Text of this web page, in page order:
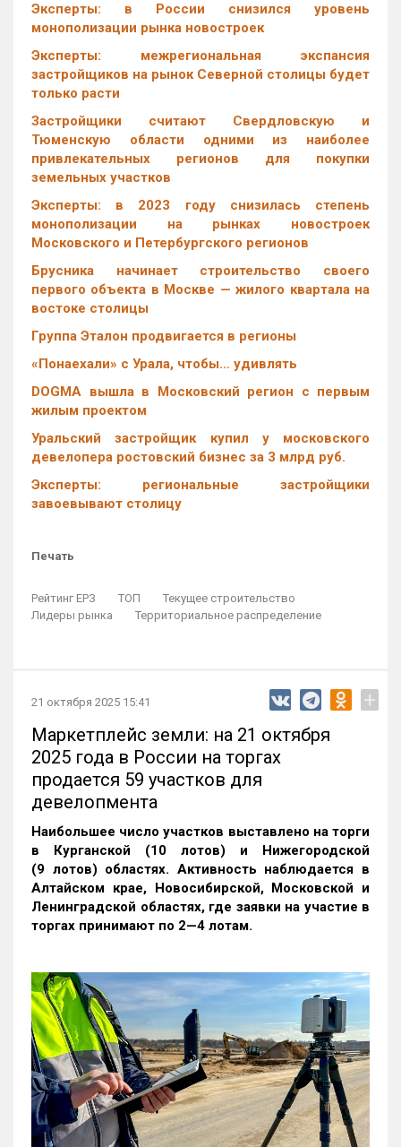
Эксперты: в России снизился уровень
монополизации рынка новостроек
Эксперты: межрегиональная экспансия
застройщиков на рынок Северной столицы будет
только расти
Застройщики считают Свердловскую и
Тюменскую области одними из наиболее
привлекательных регионов для покупки
земельных участков
Эксперты: в 2023 году снизилась степень
монополизации на рынках новостроек
Московского и Петербургского регионов
Брусника начинает строительство своего
первого объекта в Москве — жилого квартала на
востоке столицы
Группа Эталон продвигается в регионы
«Понаехали» с Урала, чтобы… удивлять
DOGMA вышла в Московский регион с первым
жилым проектом
Уральский застройщик купил у московского
девелопера ростовский бизнес за 3 млрд руб.
Эксперты: региональные застройщики
завоевывают столицу
Печать
Рейтинг ЕРЗ ТОП
Текущее строительство
Лидеры рынка
Территориальное распределение
21 октября 2025 15:41 +
Маркетплейс земли: на 21 октября
2025 года в России на торгах
продается 59 участков для
девелопмента
Наибольшее число участков выставлено на торги
в Курганской (10 лотов) и Нижегородской
(9 лотов) областях. Активность наблюдается в
Алтайском крае, Новосибирской, Московской и
Ленинградской областях, где заявки на участие в
торгах принимают по 2—4 лотам.